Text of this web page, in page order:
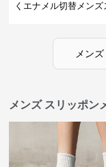
くエナメル切替メン
メン
メンズ スリッポン